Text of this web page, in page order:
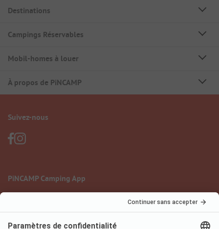
Destinations
Campings Réservables
Mobil-homes à louer
À propos de PiNCAMP
Suivez-nous
PiNCAMP Camping App